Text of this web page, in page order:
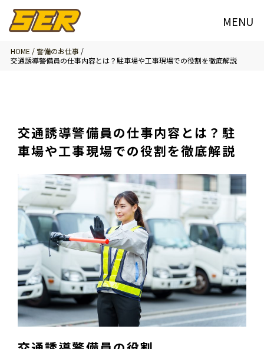
HOME /警備のお仕事 /
交通誘導警備員の仕事内容とは？駐車場や工事現場での役割を徹底解説
交通誘導警備員の仕事内容とは？駐
車場や工事現場での役割を徹底解説